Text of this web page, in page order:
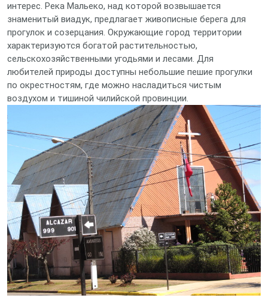
интерес. Река Мальеко, над которой возвышается
знаменитый виадук, предлагает живописные берега для
прогулок и созерцания. Окружающие город территории
характеризуются богатой растительностью,
сельскохозяйственными угодьями и лесами. Для
любителей природы доступны небольшие пешие прогулки
по окрестностям, где можно насладиться чистым
воздухом и тишиной чилийской провинции.